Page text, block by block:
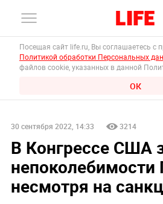
Посещая сайт life.ru, Вы соглашаетесь с
Политикой обработки Персональных
файлов cookie, указанных в данной
ОК
30 сентября 2022, 14:33 3214
В Конгрессе США
непоколебимости
несмотря на